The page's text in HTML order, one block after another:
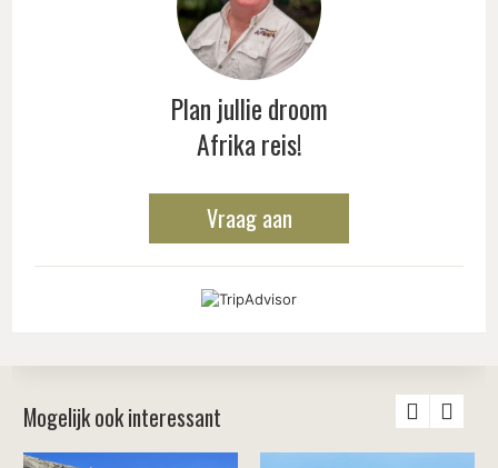
Plan jullie droom
Afrika reis!
Vraag aan
Mogelijk ook interessant